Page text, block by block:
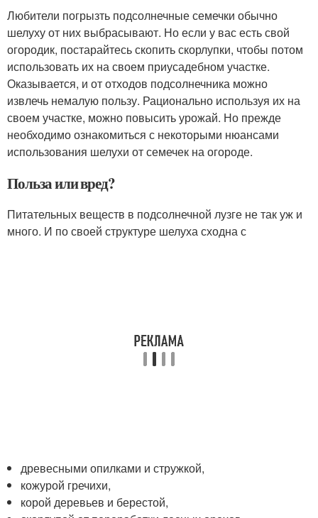
Любители погрызть подсолнечные семечки обычно
шелуху от них выбрасывают. Но если у вас есть свой
огородик, постарайтесь скопить скорлупки, чтобы потом
использовать их на своем приусадебном участке.
Оказывается, и от отходов подсолнечника можно
извлечь немалую пользу. Рационально используя их на
своем участке, можно повысить урожай. Но прежде
необходимо ознакомиться с некоторыми нюансами
использования шелухи от семечек на огороде.
Польза или вред?
Питательных веществ в подсолнечной лузге не так уж и
много. И по своей структуре шелуха сходна с
древесными опилками и стружкой,
кожурой гречихи,
корой деревьев и берестой,